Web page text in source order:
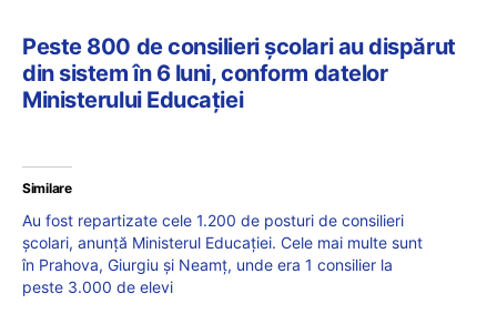
Peste 800 de consilieri școlari au dispărut
din sistem în 6 luni, conform datelor
Ministerului Educației
Similare
Au fost repartizate cele 1.200 de posturi de consilieri
școlari, anunță Ministerul Educației. Cele mai multe sunt
în Prahova, Giurgiu și Neamț, unde era 1 consilier la
peste 3.000 de elevi